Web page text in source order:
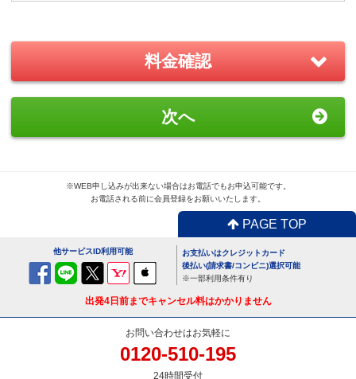
おすすめ
ルセット
1,870円/日（税込）
USBx4ポートACアダプター
110円/日（税込）
－ 0 ＋
便利
料金確認
次へ
※WEB申し込みが出来ない場合はお電話でもお申込可能です。
お電話される前に会員登録をお願いいたします。
PAGE TOP
他サービスID利用可能
お支払いはクレジットカード
後払い(請求書/コンビニ)選択可能
※一部利用条件有り
出発4日前までキャンセル料はかかりません
お問い合わせはお気軽に
0120-510-195
24時間受付